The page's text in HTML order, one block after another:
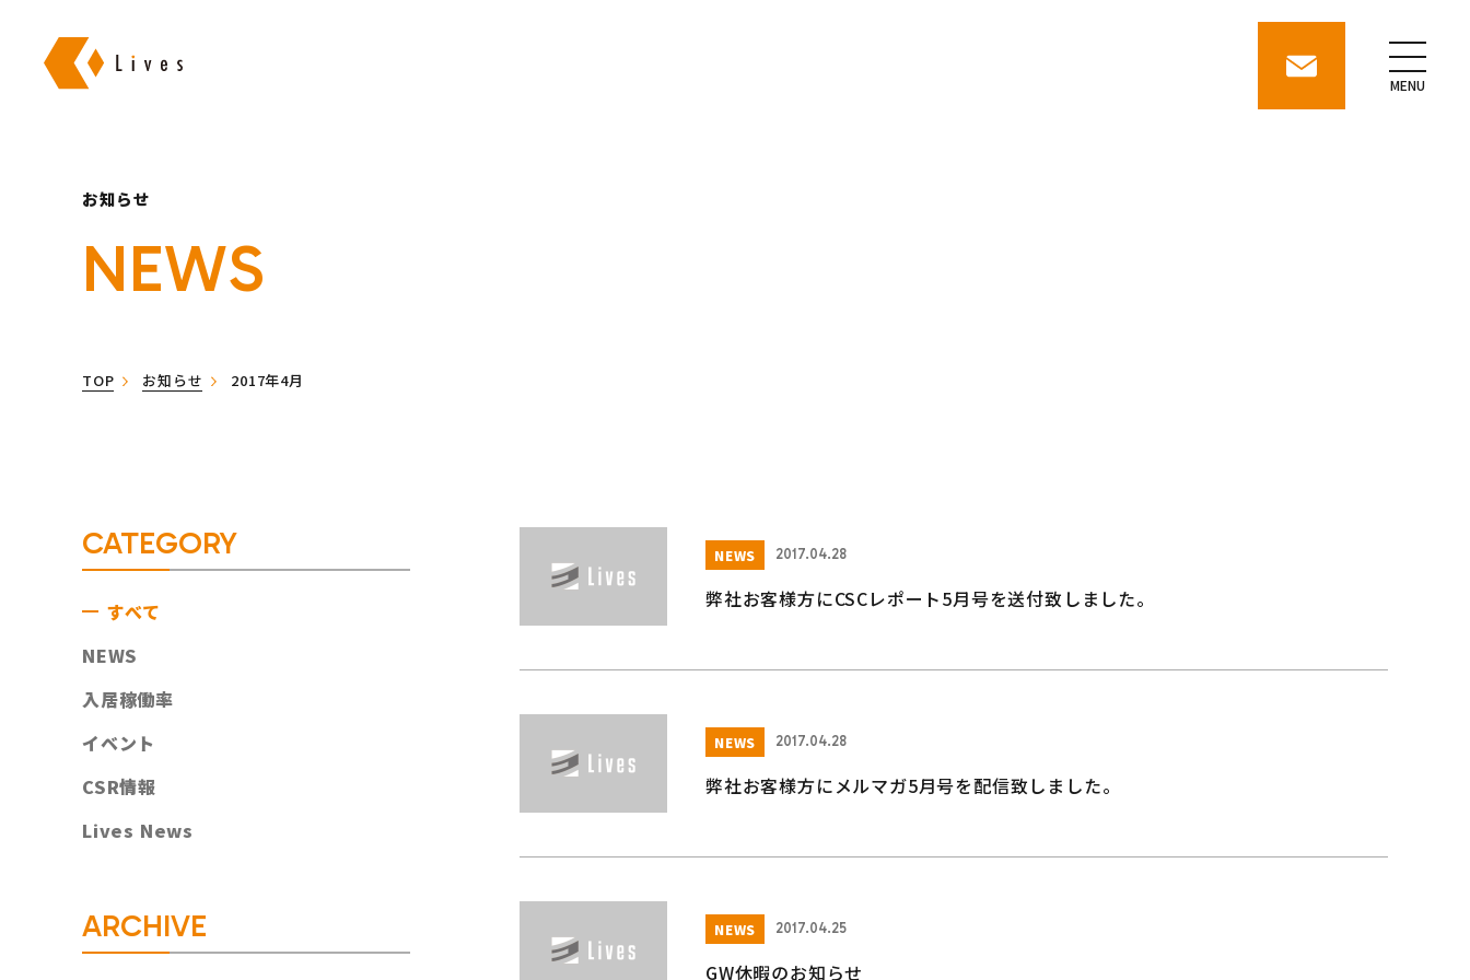
contact
MENU
お知らせ
NEWS
TOP お知らせ 2017年4月
NEWS 2017.04.28
弊社お客様方にCSCレポート5月号を送付致しました。
NEWS 2017.04.28
弊社お客様方にメルマガ5月号を配信致しました。
NEWS 2017.04.25
GW休暇のお知らせ
CATEGORY
すべて
NEWS
入居稼働率
イベント
CSR情報
Lives News
ARCHIVE